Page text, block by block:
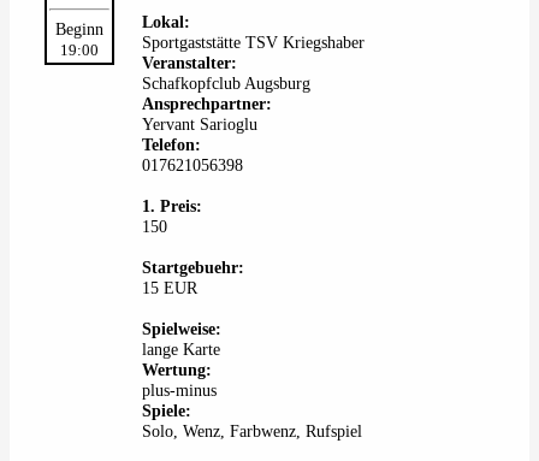
Beginn
19:00
Lokal:
Sportgaststätte TSV Kriegshaber
Veranstalter:
Schafkopfclub Augsburg
Ansprechpartner:
Yervant Sarioglu
Telefon:
017621056398
1. Preis:
150
Startgebuehr:
15 EUR
Spielweise:
lange Karte
Wertung:
plus-minus
Spiele:
Solo, Wenz, Farbwenz, Rufspiel